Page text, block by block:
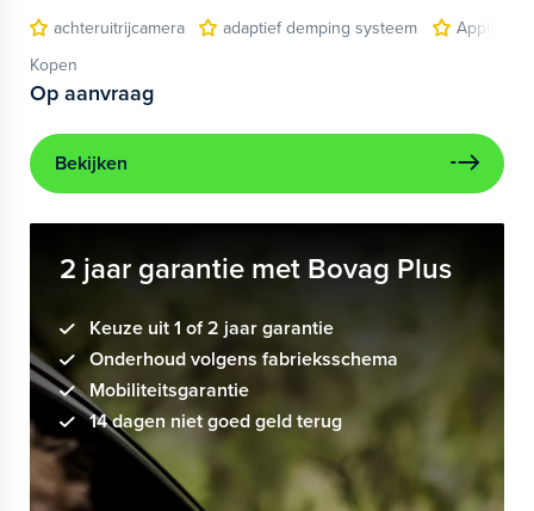
achteruitrijcamera
adaptief demping systeem
Apple
Kopen
Op aanvraag
Bekijken
2 jaar garantie met Bovag Plus
Keuze uit 1 of 2 jaar garantie
Onderhoud volgens fabrieksschema
Mobiliteitsgarantie
14 dagen niet goed geld terug